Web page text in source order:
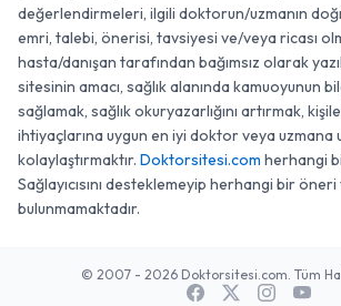
değerlendirmeleri, ilgili doktorun/uzmanın
emri, talebi, önerisi, tavsiyesi ve/veya ricası
hasta/danışan tarafından bağımsız olarak
sitesinin amacı, sağlık alanında kamuoyunun
sağlamak, sağlık okuryazarlığını artırmak,
ihtiyaçlarına uygun en iyi doktor veya uzmana
kolaylaştırmaktır. Doktorsitesi.com herhangi
Sağlayıcısını desteklemeyip herhangi bir
bulunmamaktadır.
© 2007 - 2026 Doktorsitesi.com. Tüm